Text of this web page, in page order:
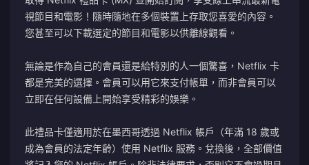
視節目和電影！隨時隨地在多個裝置上存取您喜愛的內容。
您甚至可以下載選定的節目和電影以供離線觀看。
無論是作為自己的會員還是給特別的人一個驚喜，Netflix 卡
都是完美的選擇。會員可以用它來支付帳單，而非會員可以
立即在任何設備上開始享受精彩的娛樂。
此禮品卡僅適用於在墨西哥透過 Netflix 帳戶（年滿 18 歲或
成為會員的法定年齡）使用 Netflix 服務。兌換後，全部價值